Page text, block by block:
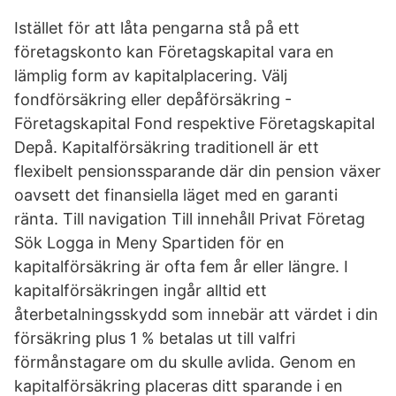
Istället för att låta pengarna stå på ett
företagskonto kan Företagskapital vara en
lämplig form av kapitalplacering. Välj
fondförsäkring eller depåförsäkring -
Företagskapital Fond respektive Företagskapital
Depå. Kapitalförsäkring traditionell är ett
flexibelt pensionssparande där din pension växer
oavsett det finansiella läget med en garanti
ränta. Till navigation Till innehåll Privat Företag
Sök Logga in Meny Spartiden för en
kapitalförsäkring är ofta fem år eller längre. I
kapitalförsäkringen ingår alltid ett
återbetalningsskydd som innebär att värdet i din
försäkring plus 1 % betalas ut till valfri
förmånstagare om du skulle avlida. Genom en
kapitalförsäkring placeras ditt sparande i en